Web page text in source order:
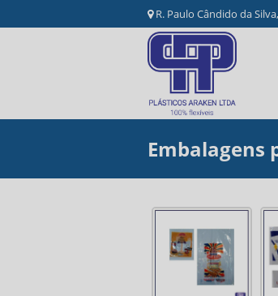
R. Paulo Cândido da
Embalagens